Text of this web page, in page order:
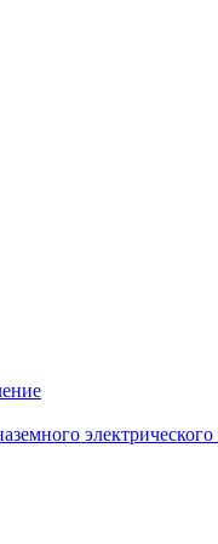
электрического